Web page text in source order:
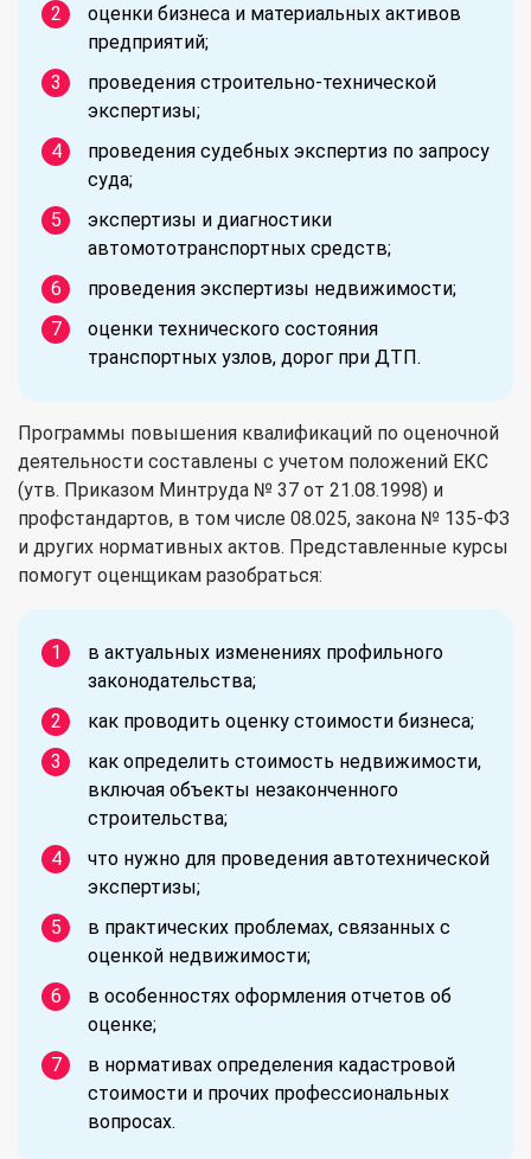
оценки бизнеса и материальных активов
предприятий;
проведения строительно-технической
экспертизы;
проведения судебных экспертиз по запросу
суда;
экспертизы и диагностики
автомототранспортных средств;
проведения экспертизы недвижимости;
оценки технического состояния
транспортных узлов, дорог при ДТП.
Программы повышения квалификаций по оценочной
деятельности составлены с учетом положений ЕКС
(утв. Приказом Минтруда № 37 от 21.08.1998) и
профстандартов, в том числе 08.025, закона № 135-ФЗ
и других нормативных актов. Представленные курсы
помогут оценщикам разобраться:
в актуальных изменениях профильного
законодательства;
как проводить оценку стоимости бизнеса;
как определить стоимость недвижимости,
включая объекты незаконченного
строительства;
что нужно для проведения автотехнической
экспертизы;
в практических проблемах, связанных с
оценкой недвижимости;
в особенностях оформления отчетов об
оценке;
в нормативах определения кадастровой
стоимости и прочих профессиональных
вопросах.